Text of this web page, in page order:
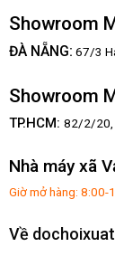
Showroom
ĐÀ NẴNG: 67/3
Showroom
TP.HCM: 82/2/20,
Nhà máy xã
Giờ mở hàng: 8:00-
Về